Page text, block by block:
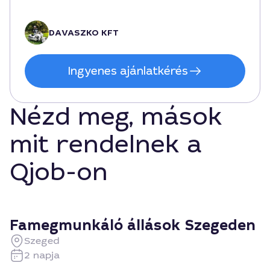
DAVASZKO KFT
Ingyenes ajánlatkérés
Nézd meg, mások
mit rendelnek a
Qjob-on
Famegmunkáló állások Szegeden
Szeged
2 napja